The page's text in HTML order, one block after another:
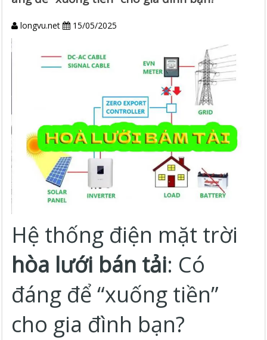
longvu.net 15/05/2025
Hệ thống điện mặt trời
hòa lưới bán tải: Có
đáng để “xuống tiền”
cho gia đình bạn?